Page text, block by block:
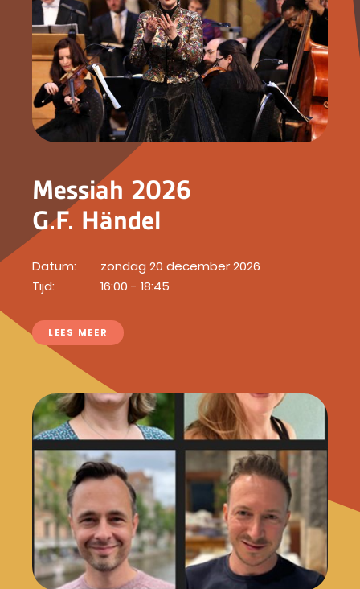
Messiah 2026
G.F. Händel
Datum:
Tijd:
zondag 20 december 2026
16:00 - 18:45
LEES MEER